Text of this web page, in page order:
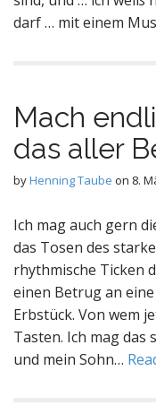
darf … mit einem
Mach
das aller
byHenning Taube on 8.
Ich mag auch gern
das Tosen des
rhythmische Ticken
einen Betrug an
Erbstück. Von wem
Tasten. Ich mag das
und mein Sohn…